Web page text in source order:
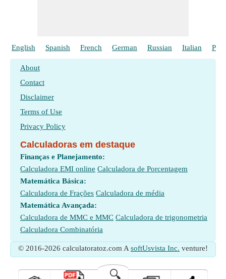
English Spanish French German Russian Italian
About
Contact
Disclaimer
Terms of Use
Privacy Policy
Calculadoras em destaque
Finanças e Planejamento:
Calculadora EMI online Calculadora de Porcentagem
Matemática Básica:
Calculadora de Frações Calculadora de média
Matemática Avançada:
Calculadora de MMC e MMC Calculadora de trigonometria
Calculadora Combinatória
© 2016-2026 calculatoratoz.com A softUsvista Inc. venture!
🔍